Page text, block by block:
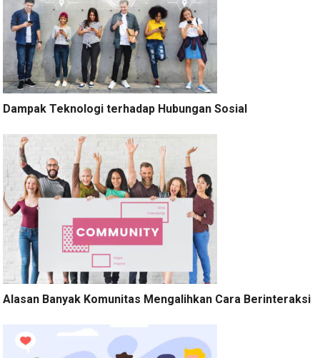
Dampak Teknologi terhadap Hubungan Sosial
Alasan Banyak Komunitas Mengalihkan Cara Berinteraksi